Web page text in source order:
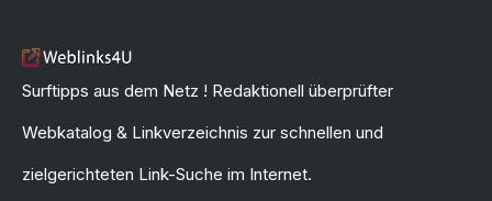
Surftipps aus dem Netz ! Redaktionell überprüfter
Webkatalog & Linkverzeichnis zur schnellen und
zielgerichteten Link-Suche im Internet.